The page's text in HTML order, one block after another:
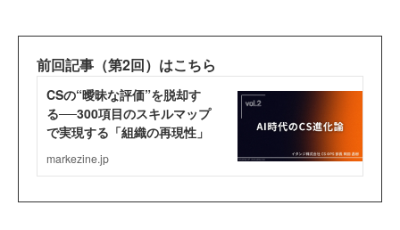
前回記事（第2回）はこちら